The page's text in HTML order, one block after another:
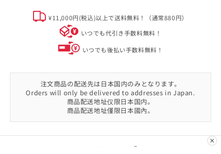
個人情報について
ソーシャルメディアポリシー
¥11,000円(税込)以上で送料無料！（通常880円）
いつでも代引き手数料無料！
いつでも後払い手数料無料！
注文商品の配送先は日本国内のみとなります。
Orders will only be delivered to addresses in Japan.
商品配送地址仅限日本国内。
商品配送地址僅限日本國內。